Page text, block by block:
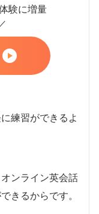
験に増量
練習ができるよ
ンライン英会話
きるからです。